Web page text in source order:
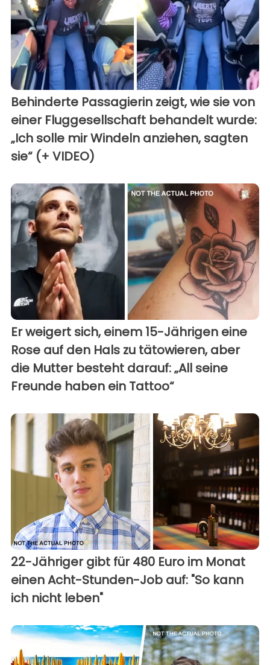
Behinderte Passagierin zeigt, wie sie von
einer Fluggesellschaft behandelt wurde:
„Ich solle mir Windeln anziehen, sagten
sie“ (+ VIDEO)
Er weigert sich, einem 15-Jährigen eine
Rose auf den Hals zu tätowieren, aber
die Mutter besteht darauf: „All seine
Freunde haben ein Tattoo“
22-Jähriger gibt für 480 Euro im Monat
einen Acht-Stunden-Job auf: "So kann
ich nicht leben"